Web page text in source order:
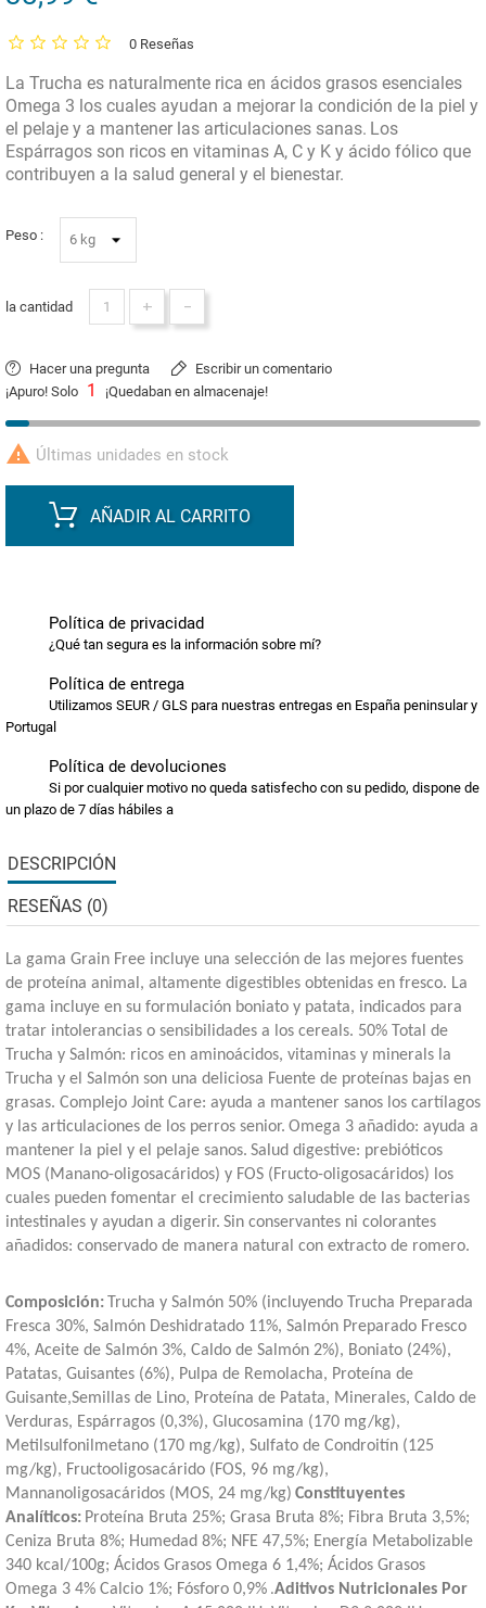
0 Reseñas
La Trucha es naturalmente rica en ácidos grasos esenciales
Omega 3 los cuales ayudan a mejorar la condición de la piel y
el pelaje y a mantener las articulaciones sanas. Los
Espárragos son ricos en vitaminas A, C y K y ácido fólico que
contribuyen a la salud general y el bienestar.
Peso :
la cantidad + -
Hacer una pregunta
Escribir un comentario
¡Apuro! Solo 1 ¡Quedaban en almacenaje!
 Últimas unidades en stock
AÑADIR AL CARRITO
Política de privacidad
¿Qué tan segura es la información sobre mí?
Política de entrega
Utilizamos SEUR / GLS para nuestras entregas en España peninsular y
Portugal
Política de devoluciones
Si por cualquier motivo no queda satisfecho con su pedido, dispone de
un plazo de 7 días hábiles a
DESCRIPCIÓN
RESEÑAS (0)
La gama Grain Free incluye una selección de las mejores fuentes
de proteína animal, altamente digestibles obtenidas en fresco. La
gama incluye en su formulación boniato y patata, indicados para
tratar intolerancias o sensibilidades a los cereals. 50% Total de
Trucha y Salmón: ricos en aminoácidos, vitaminas y minerals la
Trucha y el Salmón son una deliciosa Fuente de proteínas bajas en
grasas. Complejo Joint Care: ayuda a mantener sanos los cartílagos
y las articulaciones de los perros senior. Omega 3 añadido: ayuda a
mantener la piel y el pelaje sanos. Salud digestive: prebióticos
MOS (Manano-oligosacáridos) y FOS (Fructo-oligosacáridos) los
cuales pueden fomentar el crecimiento saludable de las bacterias
intestinales y ayudan a digerir. Sin conservantes ni colorantes
añadidos: conservado de manera natural con extracto de romero.
Composición:
Trucha y Salmón 50% (incluyendo Trucha Preparada
Fresca 30%, Salmón Deshidratado 11%, Salmón Preparado Fresco
4%, Aceite de Salmón 3%, Caldo de Salmón 2%), Boniato (24%),
Patatas, Guisantes (6%), Pulpa de Remolacha, Proteína de
Guisante,Semillas de Lino, Proteína de Patata, Minerales, Caldo de
Verduras, Espárragos (0,3%), Glucosamina (170 mg/kg),
Metilsulfonilmetano (170 mg/kg), Sulfato de Condroitín (125
mg/kg), Fructooligosacárido (FOS, 96 mg/kg),
Mannanoligosacáridos (MOS, 24 mg/kg) Constituyentes
Analíticos: Proteína Bruta 25%; Grasa Bruta 8%; Fibra Bruta 3,5%;
Ceniza Bruta 8%; Humedad 8%; NFE 47,5%; Energía Metabolizable
340 kcal/100g; Ácidos Grasos Omega 6 1,4%; Ácidos Grasos
Omega 3 4% Calcio 1%; Fósforo 0,9% .Aditivos Nutricionales Por